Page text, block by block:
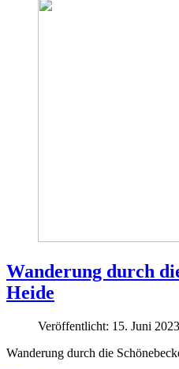
Wanderung durch
Heide
Veröffentlicht: 15. Juni 2023
Wanderung durch die